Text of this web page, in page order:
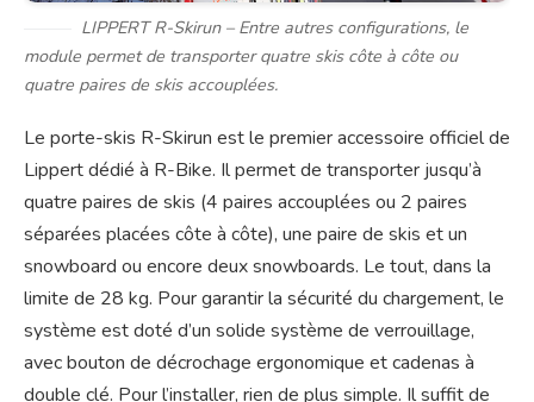
LIPPERT R-Skirun – Entre autres configurations, le
module permet de transporter quatre skis côte à côte ou
quatre paires de skis accouplées.
Le porte-skis R-Skirun est le premier accessoire officiel de
Lippert dédié à R-Bike. Il permet de transporter jusqu’à
quatre paires de skis (4 paires accouplées ou 2 paires
séparées placées côte à côte), une paire de skis et un
snowboard ou encore deux snowboards. Le tout, dans la
limite de 28 kg. Pour garantir la sécurité du chargement, le
système est doté d’un solide système de verrouillage,
avec bouton de décrochage ergonomique et cadenas à
double clé. Pour l’installer, rien de plus simple. Il suffit de